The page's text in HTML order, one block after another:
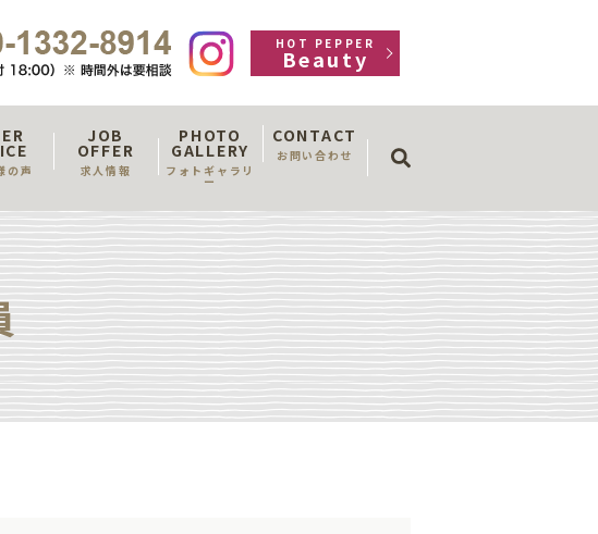
の声
JOB
OFFER
求人情報
PHOTO
GALLERY
フォトギャラリ
ー
CONTACT
お問い合わせ
HOT PEPPER
Beauty